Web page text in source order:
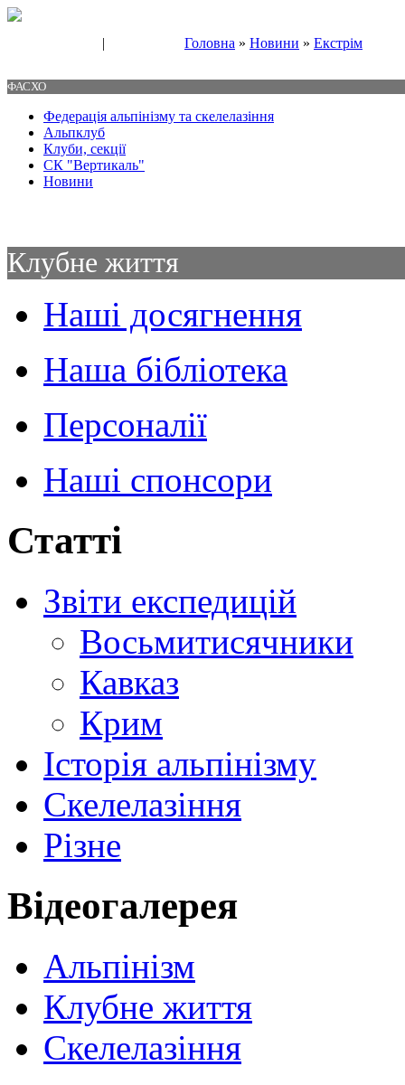
| Головна » Новини » Екстрім
ФАСХО
Федерація альпінізму та скелелазіння
Альпклуб
Клуби, секції
СК "Вертикаль"
Новини
Клубне життя
Наші досягнення
Наша бібліотека
Персоналії
Наші спонсори
Статті
Звіти експедицій
Восьмитисячники
Кавказ
Крим
Історія альпінізму
Скелелазіння
Різне
Відеогалерея
Альпінізм
Клубне життя
Скелелазіння